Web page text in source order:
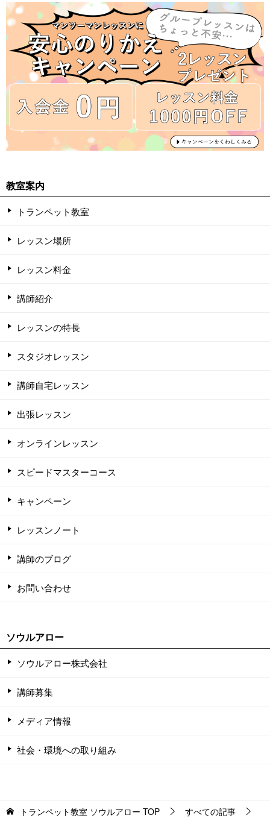
教室案内
トランペット教室
レッスン場所
レッスン料金
講師紹介
レッスンの特長
スタジオレッスン
講師自宅レッスン
出張レッスン
オンラインレッスン
スピードマスターコース
キャンペーン
レッスンノート
講師のブログ
お問い合わせ
ソウルアロー
ソウルアロー株式会社
講師募集
メディア情報
社会・環境への取り組み
トランペット教室 ソウルアロー TOP
すべての記事